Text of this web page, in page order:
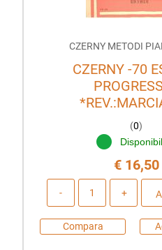
CZERNY METODI
CZERNY -70
(0)
€ 16,50
Compara